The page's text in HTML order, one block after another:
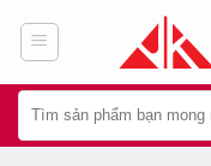
dung
kiếm: